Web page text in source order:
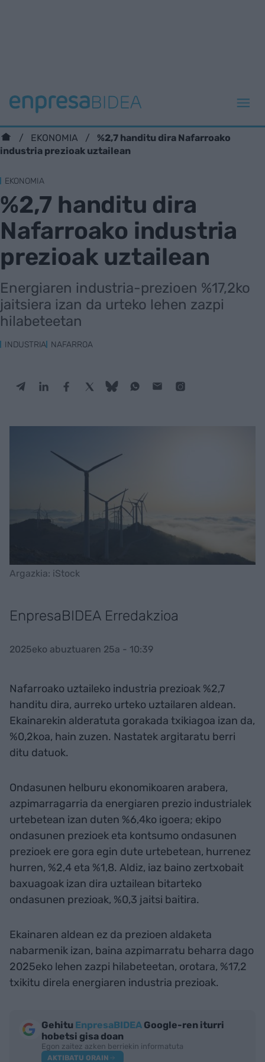
EKONOMIA
%2,7 handitu dira Nafarroako
industria prezioak uztailean
EKONOMIA
%2,7 handitu dira
Nafarroako industria
prezioak uztailean
Energiaren industria-prezioen %17,2ko
jaitsiera izan da urteko lehen zazpi
hilabeteetan
INDUSTRIA NAFARROA
Argazkia: iStock
EnpresaBIDEA Erredakzioa
2025eko abuztuaren 25a - 10:39
Nafarroako uztaileko industria prezioak %2,7
handitu dira, aurreko urteko uztailaren aldean.
Ekainarekin alderatuta gorakada txikiagoa izan da,
%0,2koa, hain zuzen. Nastatek argitaratu berri
ditu datuok.
Ondasunen helburu ekonomikoaren arabera,
azpimarragarria da energiaren prezio industrialek
urtebetean izan duten %6,4ko igoera; ekipo
ondasunen prezioek eta kontsumo ondasunen
prezioek ere gora egin dute urtebetean, hurrenez
hurren, %2,4 eta %1,8. Aldiz, iaz baino zertxobait
baxuagoak izan dira uztailean bitarteko
ondasunen prezioak, %0,3 jaitsi baitira.
Ekainaren aldean ez da prezioen aldaketa
nabarmenik izan, baina azpimarratu beharra dago
2025eko lehen zazpi hilabeteetan, orotara, %17,2
txikitu direla energiaren industria prezioak.
Gehitu EnpresaBIDEA Google-ren iturri
hobetsi gisa doan
Egon zaitez azken berriekin informatuta
AKTIBATU ORAIN